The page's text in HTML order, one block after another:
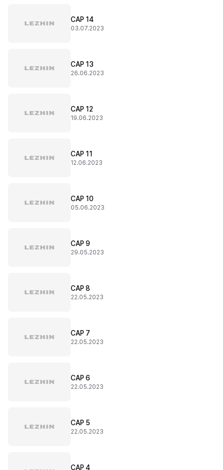
CAP 14
03.07.2023
CAP 13
26.06.2023
CAP 12
19.06.2023
CAP 11
12.06.2023
CAP 10
05.06.2023
CAP 9
29.05.2023
CAP 8
22.05.2023
CAP 7
22.05.2023
CAP 6
22.05.2023
CAP 5
22.05.2023
CAP 4